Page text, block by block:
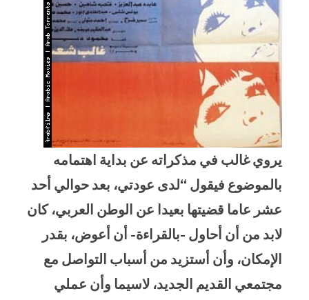
يروي غالب في مذكراته عن بداية اهتمامه
بالموضوع فيقول “لدى عودتي، بعد حوالي أحد
عشر عاما قضيتها بعيدا عن الوطن العربي، كان
لابد من أن أحاول -بالقراءة- أن أعوض، بقدر
الإمكان، وأن أستزيد من أسباب التواصل مع
مجتمعي القديم الجديد، لاسيما وأن عملي